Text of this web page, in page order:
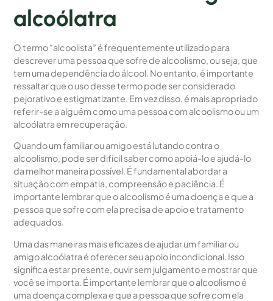
alcoólatra
O termo “alcoolista” é frequentemente utilizado para
descrever uma pessoa que sofre de alcoolismo, ou seja, que
tem uma dependência do álcool. No entanto, é importante
ressaltar que o uso desse termo pode ser considerado
pejorativo e estigmatizante. Em vez disso, é mais apropriado
referir-se a alguém como uma pessoa com alcoolismo ou um
alcoólatra em recuperação.
Quando um familiar ou amigo está lutando contra o
alcoolismo, pode ser difícil saber como apoiá-lo e ajudá-lo
da melhor maneira possível. É fundamental abordar a
situação com empatia, compreensão e paciência. É
importante lembrar que o alcoolismo é uma doença e que a
pessoa que sofre com ela precisa de apoio e tratamento
adequados.
Uma das maneiras mais eficazes de ajudar um familiar ou
amigo alcoólatra é oferecer seu apoio incondicional. Isso
significa estar presente, ouvir sem julgamento e mostrar que
você se importa. É importante lembrar que o alcoolismo é
uma doença complexa e que a pessoa que sofre com ela